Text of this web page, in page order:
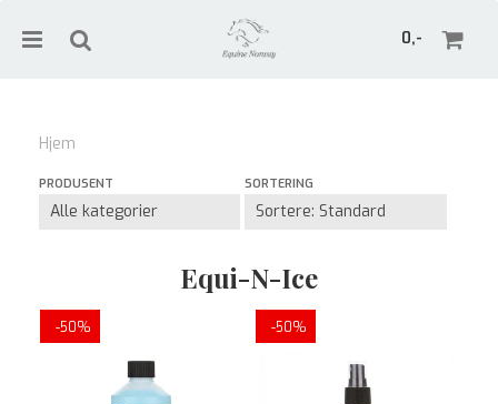
0,-
Hjem
PRODUSENT SORTERING
Equi-N-Ice
-50% -50%